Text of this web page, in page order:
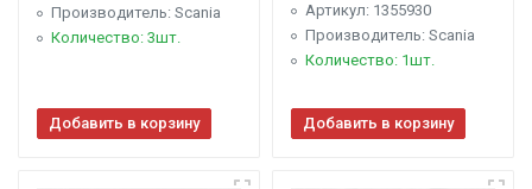
Производитель: Scania
Количество: 3шт.
Добавить в корзину
Артикул: 1355930
Производитель: Scania
Количество: 1шт.
Добавить в корзину